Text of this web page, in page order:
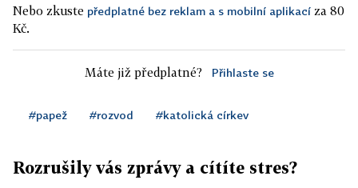
Nebo zkuste předplatné bez reklam a s mobilní aplikací za 80
Kč.
Máte již předplatné? Přihlaste se
#papež #rozvod #katolická církev
Rozrušily vás zprávy a cítíte stres?